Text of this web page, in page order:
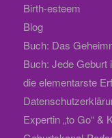
Birth-esteem
Blog
Buch: Das
Buch: Jede Geburt
die elementarste
Expertin „to Go“ &